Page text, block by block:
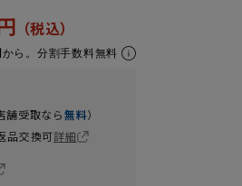
から。分割手数料無料
舗受取なら無料）
品交換可詳細